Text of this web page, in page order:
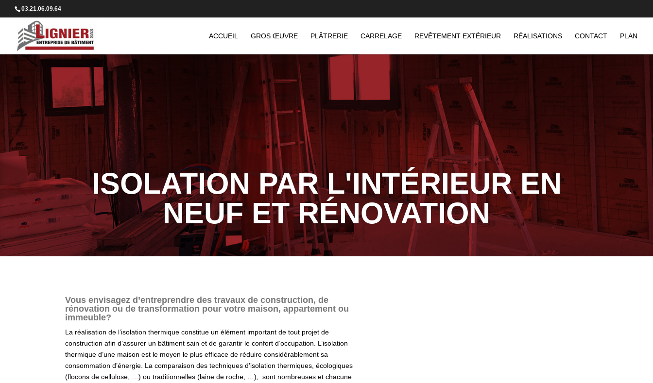
03.21.06.09.64
ACCUEIL GROS ŒUVRE PLÂTRERIE CARRELAGE REVÊTEMENT EXTÉRIEUR RÉALISATIONS CONTACT PLAN
ISOLATION PAR L'INTÉRIEUR EN
NEUF ET RÉNOVATION
Vous envisagez d’entreprendre des travaux de construction, de
rénovation ou de transformation pour votre maison, appartement ou
immeuble?
La réalisation de l’isolation thermique constitue un élément important de tout projet de
construction afin d’assurer un bâtiment sain et de garantir le confort d’occupation. L’isolation
thermique d’une maison est le moyen le plus efficace de réduire considérablement sa
consommation d’énergie. La comparaison des techniques d’isolation thermiques, écologiques
(flocons de cellulose, …) ou traditionnelles (laine de roche, …), sont nombreuses et chacune